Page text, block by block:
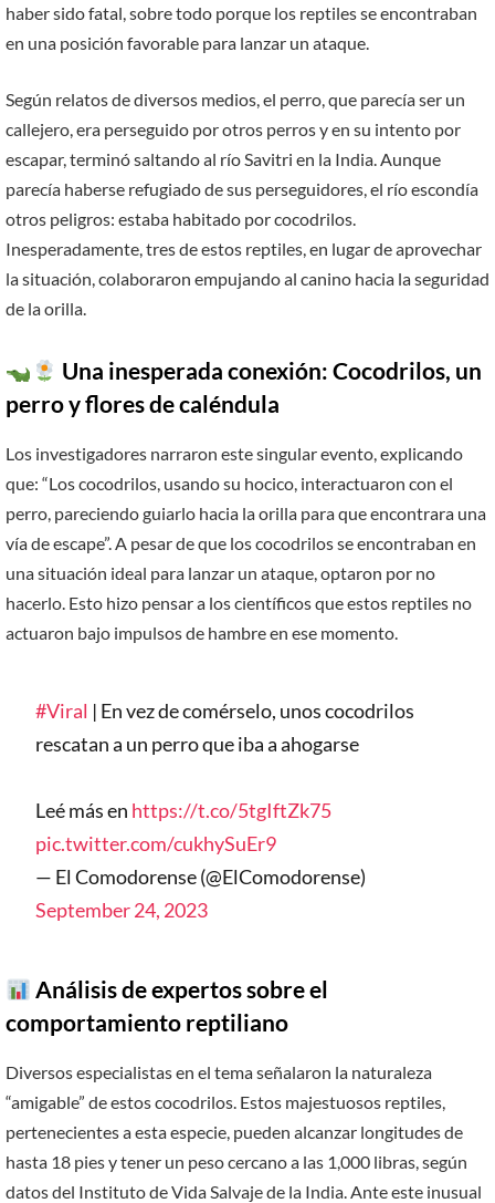
haber sido fatal, sobre todo porque los reptiles se encontraban
en una posición favorable para lanzar un ataque.
Según relatos de diversos medios, el perro, que parecía ser un
callejero, era perseguido por otros perros y en su intento por
escapar, terminó saltando al río Savitri en la India. Aunque
parecía haberse refugiado de sus perseguidores, el río escondía
otros peligros: estaba habitado por cocodrilos.
Inesperadamente, tres de estos reptiles, en lugar de aprovechar
la situación, colaboraron empujando al canino hacia la seguridad
de la orilla.
Una inesperada conexión: Cocodrilos, un
perro y flores de caléndula
Los investigadores narraron este singular evento, explicando
que: “Los cocodrilos, usando su hocico, interactuaron con el
perro, pareciendo guiarlo hacia la orilla para que encontrara una
vía de escape”. A pesar de que los cocodrilos se encontraban en
una situación ideal para lanzar un ataque, optaron por no
hacerlo. Esto hizo pensar a los científicos que estos reptiles no
actuaron bajo impulsos de hambre en ese momento.
#Viral | En vez de comérselo, unos cocodrilos
rescatan a un perro que iba a ahogarse
Leé más en https://t.co/5tgIftZk75
pic.twitter.com/cukhySuEr9
— El Comodorense (@ElComodorense)
September 24, 2023
Análisis de expertos sobre el
comportamiento reptiliano
Diversos especialistas en el tema señalaron la naturaleza
“amigable” de estos cocodrilos. Estos majestuosos reptiles,
pertenecientes a esta especie, pueden alcanzar longitudes de
hasta 18 pies y tener un peso cercano a las 1,000 libras, según
datos del Instituto de Vida Salvaje de la India. Ante este inusual